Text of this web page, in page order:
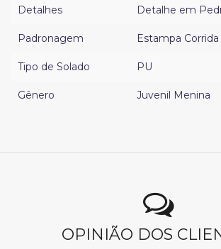
Detalhes Detalhe em
Padronagem Estampa Corrida
Tipo de Solado PU
Gênero Juvenil Menina
OPINIÃO DOS